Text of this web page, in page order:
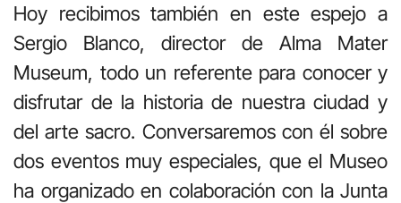
Hoy recibimos también en este espejo a
Sergio Blanco, director de Alma Mater
Museum, todo un referente para conocer y
disfrutar de la historia de nuestra ciudad y
del arte sacro. Conversaremos con él sobre
dos eventos muy especiales, que el Museo
ha organizado en colaboración con la Junta